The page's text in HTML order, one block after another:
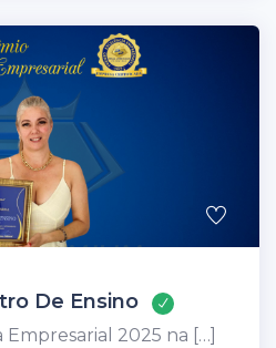
De Ensino
2025 na […]